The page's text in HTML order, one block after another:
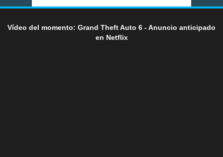
Vídeo del momento: Grand Theft Auto 6 - Anuncio anticipado
en Netflix